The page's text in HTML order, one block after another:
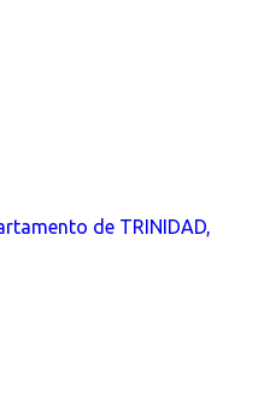
de TRINIDAD,